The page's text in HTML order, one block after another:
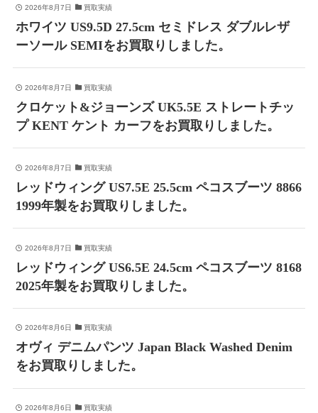
2026年8月7日 買取実績
ホワイツ US9.5D 27.5cm セミドレス ダブルレザ
ーソール SEMIをお買取りしました。
2026年8月7日 買取実績
クロケット&ジョーンズ UK5.5E ストレートチッ
プ KENT ケント カーフをお買取りしました。
2026年8月7日 買取実績
レッドウィング US7.5E 25.5cm ペコスブーツ 8866
1999年製をお買取りしました。
2026年8月7日 買取実績
レッドウィング US6.5E 24.5cm ペコスブーツ 8168
2025年製をお買取りしました。
2026年8月6日 買取実績
オヴィ デニムパンツ Japan Black Washed Denim
をお買取りしました。
2026年8月6日 買取実績